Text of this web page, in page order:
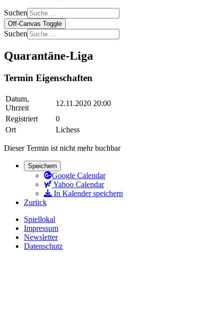
Suchen
Off-Canvas Toggle
Suchen
Quarantäne-Liga
Termin Eigenschaften
Datum,
Uhrzeit
12.11.2020 20:00
Registriert
0
Ort
Lichess
Dieser Termin ist nicht mehr buchbar
Speichern
Google Calendar
Yahoo Calendar
In Kalender speichern
Zurück
Spiellokal
Impressum
Newsletter
Datenschutz